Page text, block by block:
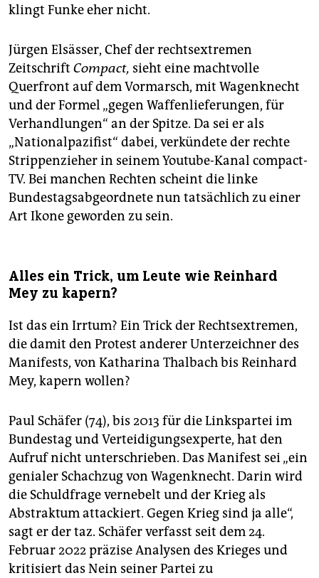
klingt Funke eher nicht.
Jürgen Elsässer, Chef der rechtsextremen
Zeitschrift Compact, sieht eine machtvolle
Querfront auf dem Vormarsch, mit Wagenknecht
und der Formel „gegen Waffenlieferungen, für
Verhandlungen“ an der Spitze. Da sei er als
„Nationalpazifist“ dabei, verkündete der rechte
Strippenzieher in seinem Youtube-Kanal compact-
TV. Bei manchen Rechten scheint die linke
Bundestagsabgeordnete nun tatsächlich zu einer
Art Ikone geworden zu sein.
Alles ein Trick, um Leute wie Reinhard
Mey zu kapern?
Ist das ein Irrtum? Ein Trick der Rechtsextremen,
die damit den Protest anderer Unterzeichner des
Manifests, von Katharina Thalbach bis Reinhard
Mey, kapern wollen?
Paul Schäfer (74), bis 2013 für die Linkspartei im
Bundestag und Verteidigungsexperte, hat den
Aufruf nicht unterschrieben. Das Manifest sei „ein
genialer Schachzug von Wagenknecht. Darin wird
die Schuldfrage vernebelt und der Krieg als
Abstraktum attackiert. Gegen Krieg sind ja alle“,
sagt er der taz. Schäfer verfasst seit dem 24.
Februar 2022 präzise Analysen des Krieges und
kritisiert das Nein seiner Partei zu